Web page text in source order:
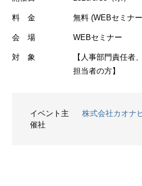
料 金 無料 (WEBセミナ
会 場 WEBセミナー
対 象
【人事部門責任者
担当者の方】
イベント主
催社
株式会社カオナ